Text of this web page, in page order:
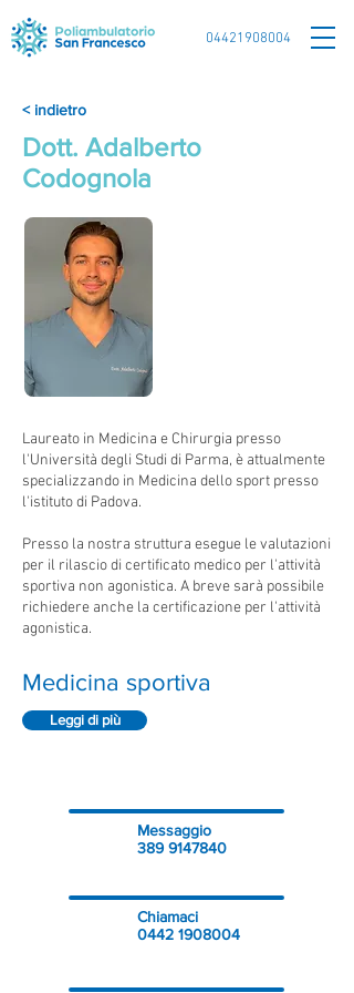
04421908004
< indietro
Dott. Adalberto
Codognola
Laureato in Medicina e Chirurgia presso
l'Università degli Studi di Parma, è attualmente
specializzando in Medicina dello sport presso
l'istituto di Padova.
Presso la nostra struttura esegue le valutazioni
per il rilascio di certificato medico per l'attività
sportiva non agonistica. A breve sarà possibile
richiedere anche la certificazione per l'attività
agonistica.
Medicina sportiva
Leggi di più
Messaggio
389 9147840
Chiamaci
0442 1908004